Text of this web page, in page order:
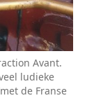
Avant.
ludieke
de Franse